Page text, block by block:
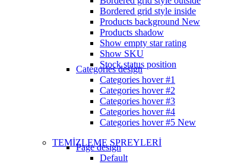
Bordered grid style inside
Products background New
Products shadow
Show empty star rating
Show SKU
Stock status position
Categories design
Categories hover #1
Categories hover #2
Categories hover #3
Categories hover #4
Categories hover #5 New
TEMİZLEME SPREYLERİ
Page design
Default